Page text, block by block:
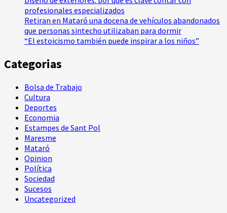
profesionales especializados
Retiran en Mataró una docena de vehículos abandonados
que personas sintecho utilizaban para dormir
“El estoicismo también puede inspirar a los niños”
Categorias
Bolsa de Trabajo
Cultura
Deportes
Economia
Estampes de Sant Pol
Maresme
Mataró
Opinion
Política
Sociedad
Sucesos
Uncategorized